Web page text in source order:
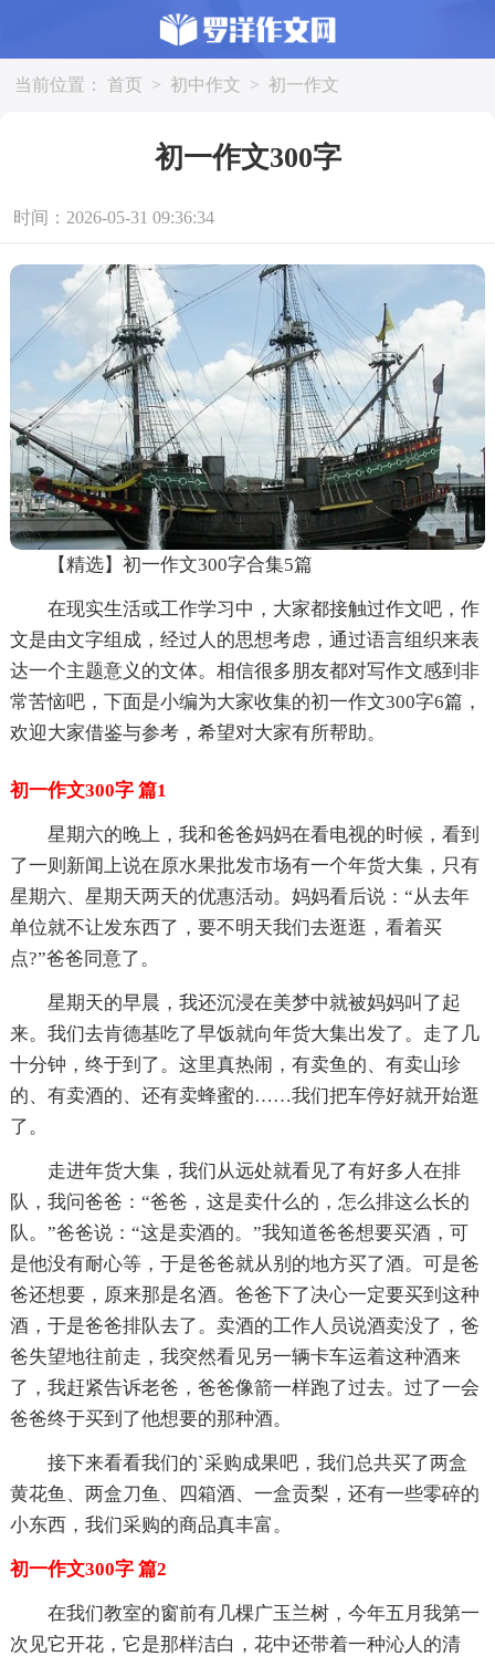
当前位置： 首页 > 初中作文 > 初一作文
初一作文300字
时间：2026-05-31 09:36:34
【精选】初一作文300字合集5篇
在现实生活或工作学习中，大家都接触过作文吧，作
文是由文字组成，经过人的思想考虑，通过语言组织来表
达一个主题意义的文体。相信很多朋友都对写作文感到非
常苦恼吧，下面是小编为大家收集的初一作文300字6篇，
欢迎大家借鉴与参考，希望对大家有所帮助。
初一作文300字 篇1
星期六的晚上，我和爸爸妈妈在看电视的时候，看到
了一则新闻上说在原水果批发市场有一个年货大集，只有
星期六、星期天两天的优惠活动。妈妈看后说：“从去年
单位就不让发东西了，要不明天我们去逛逛，看着买
点?”爸爸同意了。
星期天的早晨，我还沉浸在美梦中就被妈妈叫了起
来。我们去肯德基吃了早饭就向年货大集出发了。走了几
十分钟，终于到了。这里真热闹，有卖鱼的、有卖山珍
的、有卖酒的、还有卖蜂蜜的……我们把车停好就开始逛
了。
走进年货大集，我们从远处就看见了有好多人在排
队，我问爸爸：“爸爸，这是卖什么的，怎么排这么长的
队。”爸爸说：“这是卖酒的。”我知道爸爸想要买酒，可
是他没有耐心等，于是爸爸就从别的地方买了酒。可是爸
爸还想要，原来那是名酒。爸爸下了决心一定要买到这种
酒，于是爸爸排队去了。卖酒的工作人员说酒卖没了，爸
爸失望地往前走，我突然看见另一辆卡车运着这种酒来
了，我赶紧告诉老爸，爸爸像箭一样跑了过去。过了一会
爸爸终于买到了他想要的那种酒。
接下来看看我们的`采购成果吧，我们总共买了两盒
黄花鱼、两盒刀鱼、四箱酒、一盒贡梨，还有一些零碎的
小东西，我们采购的商品真丰富。
初一作文300字 篇2
在我们教室的窗前有几棵广玉兰树，今年五月我第一
次见它开花，它是那样洁白，花中还带着一种沁人的清